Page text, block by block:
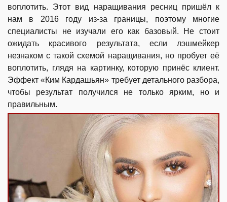
воплотить. Этот вид наращивания ресниц пришёл к
нам в 2016 году из-за границы, поэтому многие
специалисты не изучали его как базовый. Не стоит
ожидать красивого результата, если лэшмейкер
незнаком с такой схемой наращивания, но пробует её
воплотить, глядя на картинку, которую принёс клиент.
Эффект «Ким Кардашьян» требует детального разбора,
чтобы результат получился не только ярким, но и
правильным.